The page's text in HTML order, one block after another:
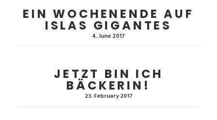
EIN WOCHENENDE AUF
ISLAS GIGANTES
4. June 2017
JETZT BIN ICH
BÄCKERIN!
23. February 2017